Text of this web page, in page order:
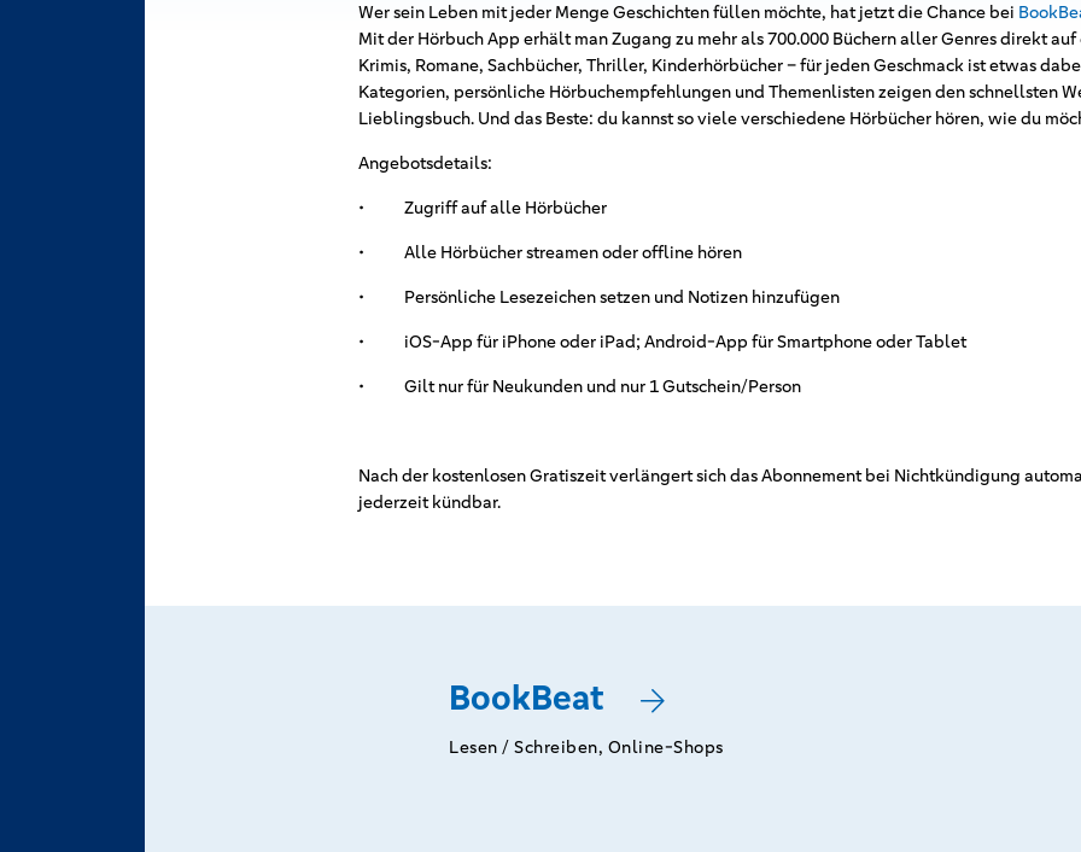
Wer sein Leben mit jeder Menge Geschichten füllen möchte, hat jetzt die Chance bei
Mit der Hörbuch App erhält man Zugang zu mehr als 700.000 Büchern aller Genres direkt
Krimis, Romane, Sachbücher, Thriller, Kinderhörbücher – für jeden Geschmack ist etwas
Kategorien, persönliche Hörbuchempfehlungen und Themenlisten zeigen den schnellsten
Lieblingsbuch. Und das Beste: du kannst so viele verschiedene Hörbücher hören, wie du
Angebotsdetails:
• Zugriff auf alle Hörbücher
• Alle Hörbücher streamen oder offline hören
• Persönliche Lesezeichen setzen und Notizen hinzufügen
• iOS-App für iPhone oder iPad; Android-App für Smartphone oder Tablet
• Gilt nur für Neukunden und nur 1 Gutschein/Person
Nach der kostenlosen Gratiszeit verlängert sich das Abonnement bei Nichtkündigung
jederzeit kündbar.
BookBeat
Lesen / Schreiben, Online-Shops